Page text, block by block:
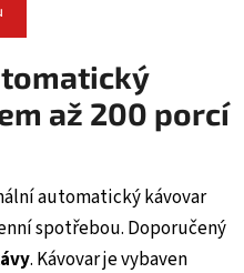
až 200 porcí
automatický kávovar
spotřebou. Doporučený
. Kávovar je vybaven